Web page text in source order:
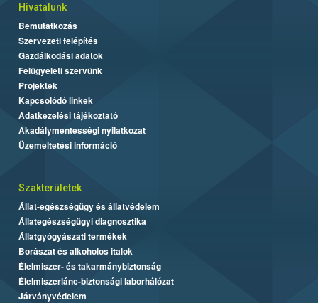
Hivatalunk
Bemutatkozás
Szervezeti felépítés
Gazdálkodási adatok
Felügyeleti szervünk
Projektek
Kapcsolódó linkek
Adatkezelési tájékoztató
Akadálymentességi nyilatkozat
Üzemeltetési információ
Szakterületek
Állat-egészségügy és állatvédelem
Állategészségügyi diagnosztika
Állatgyógyászati termékek
Borászat és alkoholos italok
Élelmiszer- és takarmánybiztonság
Élelmiszerlánc-biztonsági laborhálózat
Járványvédelem